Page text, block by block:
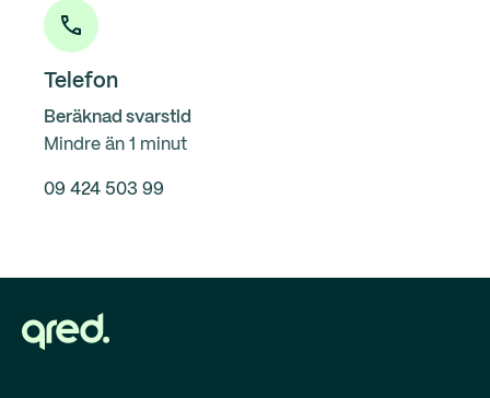
Telefon
Beräknad svarstid
Mindre än 1 minut
09 424 503 99